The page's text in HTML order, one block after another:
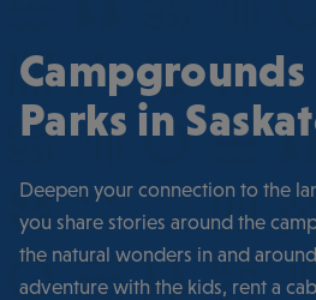
Campgrounds
Parks in
Deepen your connection to the
you share stories around the
the natural wonders in and
adventure with the kids, rent a